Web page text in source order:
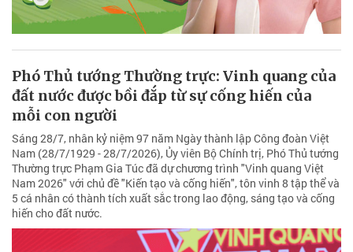
Phó Thủ tướng Thường trực: Vinh quang của
đất nước được bồi đắp từ sự cống hiến của
mỗi con người
Sáng 28/7, nhân kỷ niệm 97 năm Ngày thành lập Công đoàn Việt
Nam (28/7/1929 - 28/7/2026), Ủy viên Bộ Chính trị, Phó Thủ tướng
Thường trực Phạm Gia Túc đã dự chương trình "Vinh quang Việt
Nam 2026" với chủ đề "Kiến tạo và cống hiến", tôn vinh 8 tập thể và
5 cá nhân có thành tích xuất sắc trong lao động, sáng tạo và cống
hiến cho đất nước.